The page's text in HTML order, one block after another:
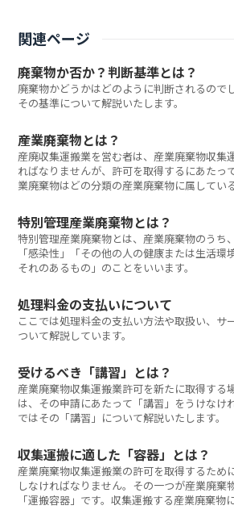
関連ページ
廃棄物か否か？判断基準とは？
廃棄物かどうかはどのように判断されるので
その基準について解説いたします。
産業廃棄物とは？
産廃収集運搬業を営む者は、産業廃棄物収集
ればなりませんが、許可を取得するにあたっ
業廃棄物はどの分類の産業廃棄物に属してい
特別管理産業廃棄物とは？
特別管理産業廃棄物とは、産業廃棄物のうち
「感染性」「その他の人の健康または生活環
それのあるもの」のことをいいます。
処理料金の支払いについて
ここでは処理料金の支払い方法や取扱い、サ
ついて解説しています。
受けるべき「講習」とは？
産業廃棄物収集運搬業許可を新たに取得する
は、その申請にあたって「講習」をうけなけ
ではその「講習」について解説いたします。
収集運搬に適した「容器」とは？
産業廃棄物収集運搬業の許可を取得するため
しなければなりません。その一つが産業廃棄
「運搬容器」です。収集運搬する産業廃棄物